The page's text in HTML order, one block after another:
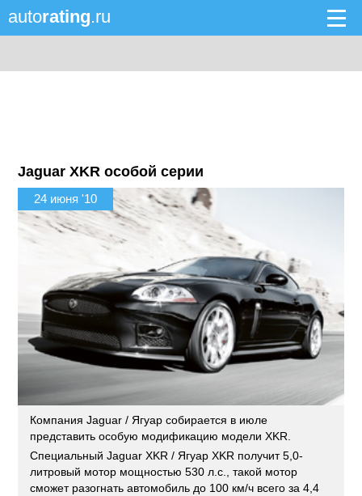
autorating.ru
Jaguar XKR особой серии
24 июня '10
Компания Jaguar / Ягуар собирается в июле
представить особую модификацию модели XKR.
Специальный Jaguar XKR / Ягуар XKR получит 5,0-
литровый мотор мощностью 530 л.с., такой мотор
сможет разогнать автомобиль до 100 км/ч всего за 4,4